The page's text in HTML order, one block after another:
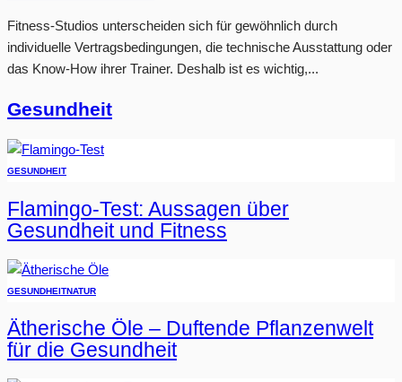
Fitness-Studios unterscheiden sich für gewöhnlich durch
individuelle Vertragsbedingungen, die technische Ausstattung oder
das Know-How ihrer Trainer. Deshalb ist es wichtig,...
Gesundheit
GESUNDHEIT
Flamingo-Test: Aussagen über
Gesundheit und Fitness
GESUNDHEITNATUR
Ätherische Öle – Duftende Pflanzenwelt
für die Gesundheit